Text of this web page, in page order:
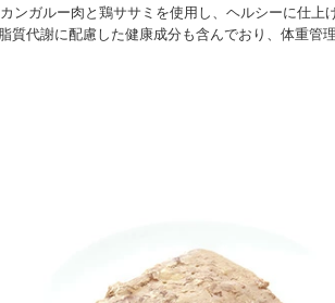
カンガルー肉と鶏ササミを使用し、ヘルシーに仕上
質代謝に配慮した健康成分も含んでおり、体重管